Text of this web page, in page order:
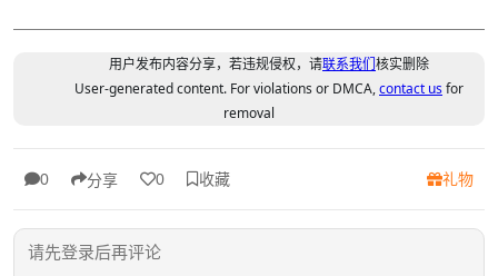
用户发布内容分享，若违规侵权，请联系我们核实删除
User-generated content. For violations or DMCA,contact usfor
removal
0 分享 0 收藏 礼物